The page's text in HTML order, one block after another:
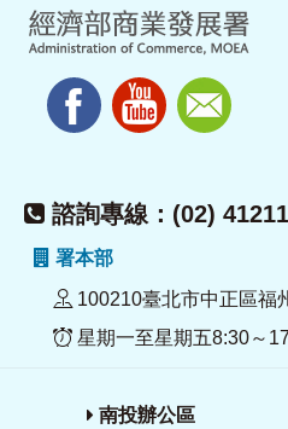
諮詢專線：(02)
署本部
100210臺北市中正區福
星期一至星期五8:30～
南投辦公區